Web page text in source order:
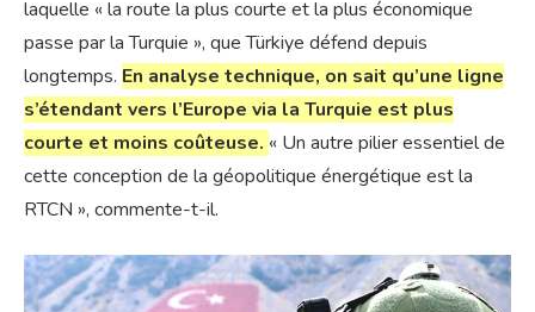
laquelle « la route la plus courte et la plus économique
passe par la Turquie », que Türkiye défend depuis
longtemps. En analyse technique, on sait qu’une ligne
s’étendant vers l’Europe via la Turquie est plus
courte et moins coûteuse. « Un autre pilier essentiel de
cette conception de la géopolitique énergétique est la
RTCN », commente-t-il.